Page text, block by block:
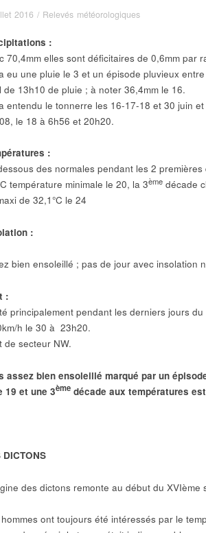
2016 / Relevés météorologiques
:
70,4mm elles sont déficitaires de 0,6mm par
eu une pluie le 3 et un épisode pluvieux
de 13h10 de pluie ; à noter 36,4mm le 16.
entendu le tonnerre les 16-17-18 et 30 juin
le 18 à 6h56 et 20h20.
:
des normales pendant les 2
température minimale le 20, la 3ème décade
de 32,1°C le 24
:
bien ensoleillé ; pas de jour avec insolation
:
principalement pendant les derniers jours
h le 30 à 23h20.
de secteur NW.
assez bien ensoleillé marqué par un
19 et une 3ème décade aux températures
DICTONS
des dictons remonte au début du XVIème
ont toujours été intéressés par le